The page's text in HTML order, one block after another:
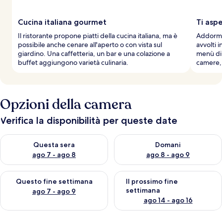
Cucina italiana gourmet
Il ristorante propone piatti della cucina italiana, ma è
possibile anche cenare all'aperto o con vista sul
giardino. Una caffetteria, un bar e una colazione a
buffet aggiungono varietà culinaria.
Ti
avvolti
menù
Opzioni della camera
Verifica la disponibilità per queste date
Questa sera
ago 7 - ago 8
Verifica la disponibilità per questa sera, ago 7 - ago 8
Domani
ago 8 - ago 9
Verifica la disponibilità per
Questo fine settimana
ago 7 - ago 9
Verifica la disponibilità per questo fine settimana, ago 7 - ago
Il prossimo fine
settimana
ago 14 - ago 16
Verifica la disponibilità per il